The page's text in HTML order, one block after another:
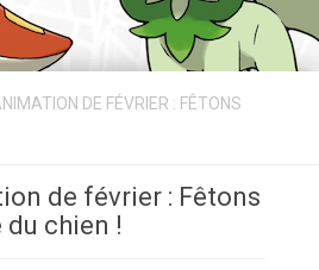
DE FÉVRIER : FÊTONS
de février : Fêtons
du chien !